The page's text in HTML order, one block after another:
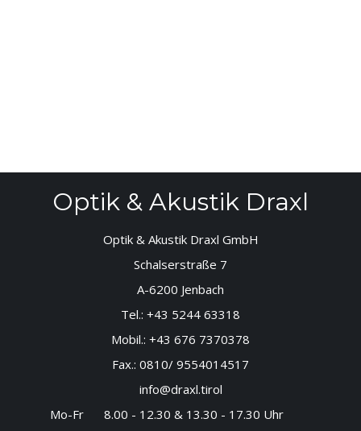
Optik & Akustik Draxl
Optik & Akustik Draxl GmbH
Schalserstraße 7
A-6200 Jenbach
Tel.: +43 5244 63318
Mobil.: +43 676 7370378
Fax.: 0810/ 9554014517
info@draxl.tirol
Mo-Fr
8.00 - 12.30 & 13.30 - 17.30 Uhr